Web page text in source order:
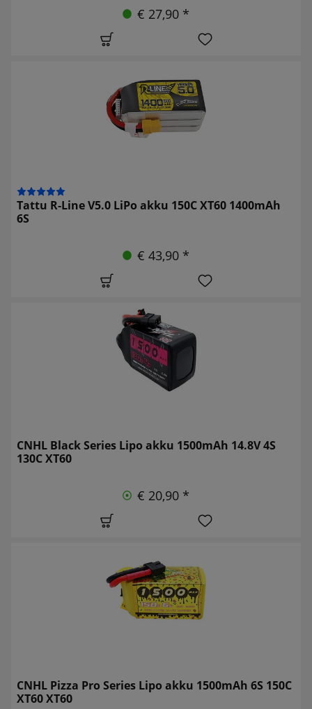
€ 27,90 *
Tattu R-Line V5.0 LiPo akku 150C XT60 1400mAh
6S
€ 43,90 *
CNHL Black Series Lipo akku 1500mAh 14.8V 4S
130C XT60
€ 20,90 *
CNHL Pizza Pro Series Lipo akku 1500mAh 6S 150C
XT60 XT60